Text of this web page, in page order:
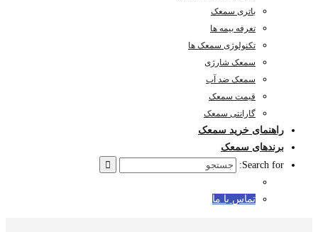
باتری سمعک
تعرفه بیمه ها
تکنولوژی سمعک ها
سمعک شارژی
سمعک ضد آب
قیمت سمعک
گارانتی سمعک
راهنمای خرید سمعک
برندهای سمعک
Search for:
تماس با ما